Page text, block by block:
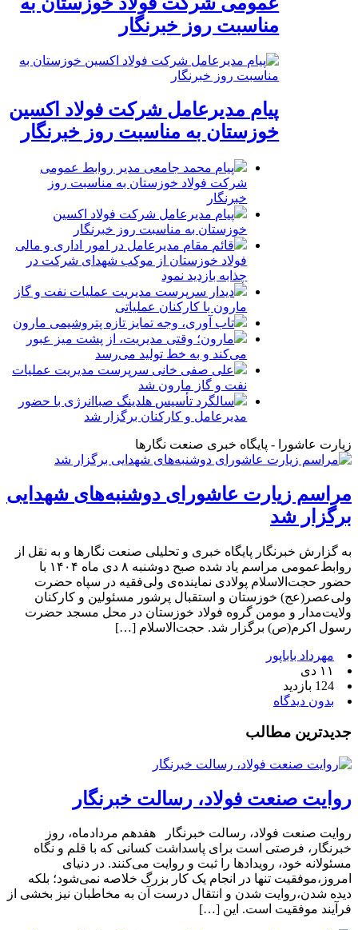
مناسبت روز خبرنگار
پیام مدیرعامل شرکت فولاد اکسین
خوزستان به مناسبت روز خبرنگار
پیام محمد جامعی مدیر روابط عمومی
شرکت فولاد خوزستان به مناسبت روز
خبرنگار
پیام مدیرعامل شرکت فولاد اکسین
خوزستان به مناسبت روز خبرنگار
قائم مقام مدیرعامل در امور اداری و مالی
فولاد خوزستان از موکب شهدای شرکت در
چذابه بازدید نمود
دیدار سرپرست مدیریت عملیات نفت و گاز
مارون با کارکنان عملیاتی
تاب آوری، وجه تمایز تازه پتروشیمی مارون
مارون؛ وقتی مدیریت، از پشت میز عبور
می‌کند و به خط تولید می‌رسد
علی صفی خانی سرپرست مدیریت عملیات
نفت و گاز مارون شد
سالگرد تأسیس هلدینگ صباانرژی با حضور
مدیرعامل و کارکنان برگزار شد
زیارت عاشورا - پایگاه خبری صنعت نگارها
مراسم زیارت عاشورای دوشنبه‌‌های شهدایی
برگزار شد
به گزارش خبرنگار پایگاه خبری و تحلیلی صنعت نگارها و به نقل از
روابط‌عمومی مراسم یاد شده صبح دوشنبه ۸ دی ماه ۱۴۰۴ با
حضور حجت‌الاسلام پولادی نماینده‌ی ولی‌فقیه در سپاه حضرت
ولی‌عصر(عج) خوزستان و استقبال پرشور مسئولین و کارکنان
ولایت‌مدار و مومن گروه فولاد خوزستان در محل مسجد حضرت
رسول اکرم(ص) برگزار شد. حجت‌الاسلام […]
مهرداد باباپور
۱۱ دی
124 بازدید
بدون دیدگاه
جدیدترین مطالب
روایت صنعت فولاد،‌ رسالت خبرنگار
روایت صنعت فولاد،‌ رسالت خبرنگار هفدهم مردادماه، روز
خبرنگار، فرصتی است برای پاسداشت کسانی که با قلم و نگاه
مسئولانه خود، رویدادها را ثبت و روایت می‌کنند. در دنیای
امروز،موفقیت تنها در انجام یک کار بزرگ خلاصه نمی‌شود؛ بلکه
دیده شدن،روایت شدن و انتقال درست آن به مخاطبان نیز بخشی از
فرآیند موفقیت است. این […]